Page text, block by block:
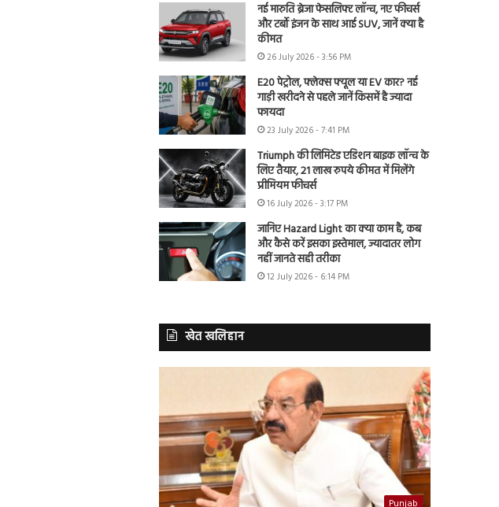
नई मारुति ब्रेजा फेसलिफ्ट लॉन्च, नए फीचर्स
और टर्बो इंजन के साथ आई SUV, जानें क्या है
कीमत
26 July 2026 - 3:56 PM
E20 पेट्रोल, फ्लेक्स फ्यूल या EV कार? नई
गाड़ी खरीदने से पहले जानें किसमें है ज्यादा
फायदा
23 July 2026 - 7:41 PM
Triumph की लिमिटेड एडिशन बाइक लॉन्च के
लिए तैयार, 21 लाख रुपये कीमत में मिलेंगे
प्रीमियम फीचर्स
16 July 2026 - 3:17 PM
जानिए Hazard Light का क्या काम है, कब
और कैसे करें इसका इस्तेमाल, ज्यादातर लोग
नहीं जानते सही तरीका
12 July 2026 - 6:14 PM
खेत खलिहान
Punjab